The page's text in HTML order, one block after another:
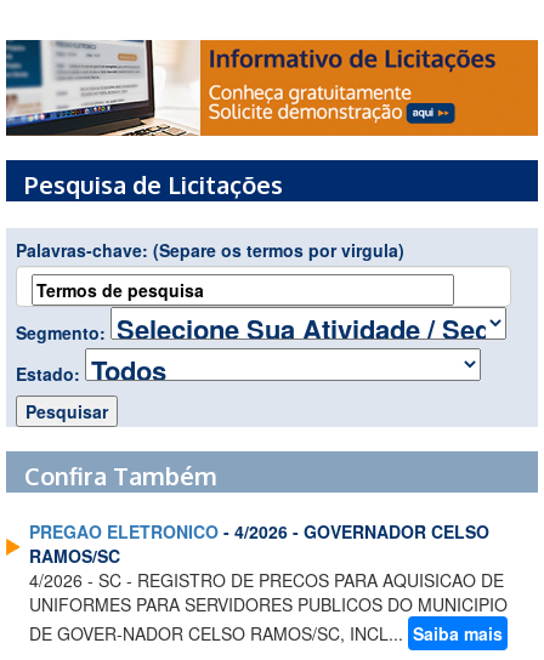
Pesquisa de Licitações
Palavras-chave: (Separe os termos por virgula)
Segmento:
Estado:
Confira Também
PREGAO ELETRONICO - 4/2026 - GOVERNADOR CELSO
RAMOS/SC
4/2026 - SC - REGISTRO DE PRECOS PARA AQUISICAO DE
UNIFORMES PARA SERVIDORES PUBLICOS DO MUNICIPIO
DE GOVER-NADOR CELSO RAMOS/SC, INCL... Saiba mais